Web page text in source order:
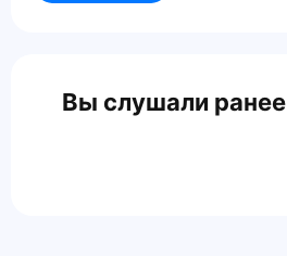
Вы слушали ранее